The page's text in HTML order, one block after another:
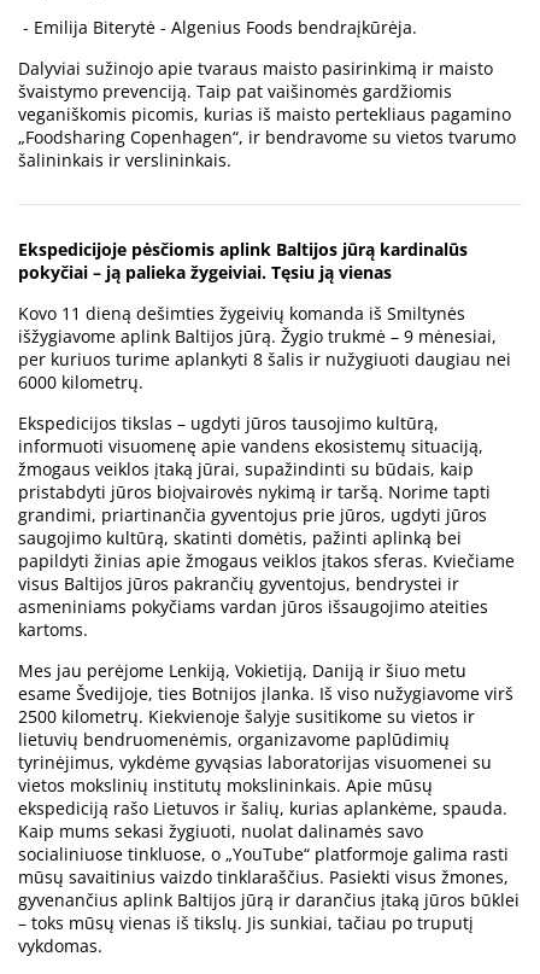
- Emilija Biterytė - Algenius Foods bendraįkūrėja.
Dalyviai sužinojo apie tvaraus maisto pasirinkimą ir maisto
švaistymo prevenciją. Taip pat vaišinomės gardžiomis
veganiškomis picomis, kurias iš maisto pertekliaus pagamino
„Foodsharing Copenhagen“, ir bendravome su vietos tvarumo
šalininkais ir verslininkais.
Ekspedicijoje pėsčiomis aplink Baltijos jūrą kardinalūs
pokyčiai – ją palieka žygeiviai. Tęsiu ją vienas
Kovo 11 dieną dešimties žygeivių komanda iš Smiltynės
išžygiavome aplink Baltijos jūrą. Žygio trukmė – 9 mėnesiai,
per kuriuos turime aplankyti 8 šalis ir nužygiuoti daugiau nei
6000 kilometrų.
Ekspedicijos tikslas – ugdyti jūros tausojimo kultūrą,
informuoti visuomenę apie vandens ekosistemų situaciją,
žmogaus veiklos įtaką jūrai, supažindinti su būdais, kaip
pristabdyti jūros bioįvairovės nykimą ir taršą. Norime tapti
grandimi, priartinančia gyventojus prie jūros, ugdyti jūros
saugojimo kultūrą, skatinti domėtis, pažinti aplinką bei
papildyti žinias apie žmogaus veiklos įtakos sferas. Kviečiame
visus Baltijos jūros pakrančių gyventojus, bendrystei ir
asmeniniams pokyčiams vardan jūros išsaugojimo ateities
kartoms.
Mes jau perėjome Lenkiją, Vokietiją, Daniją ir šiuo metu
esame Švedijoje, ties Botnijos įlanka. Iš viso nužygiavome virš
2500 kilometrų. Kiekvienoje šalyje susitikome su vietos ir
lietuvių bendruomenėmis, organizavome paplūdimių
tyrinėjimus, vykdėme gyvąsias laboratorijas visuomenei su
vietos mokslinių institutų mokslininkais. Apie mūsų
ekspediciją rašo Lietuvos ir šalių, kurias aplankėme, spauda.
Kaip mums sekasi žygiuoti, nuolat dalinamės savo
socialiniuose tinkluose, o „YouTube“ platformoje galima rasti
mūsų savaitinius vaizdo tinklaraščius. Pasiekti visus žmones,
gyvenančius aplink Baltijos jūrą ir darančius įtaką jūros būklei
– toks mūsų vienas iš tikslų. Jis sunkiai, tačiau po truputį
vykdomas.